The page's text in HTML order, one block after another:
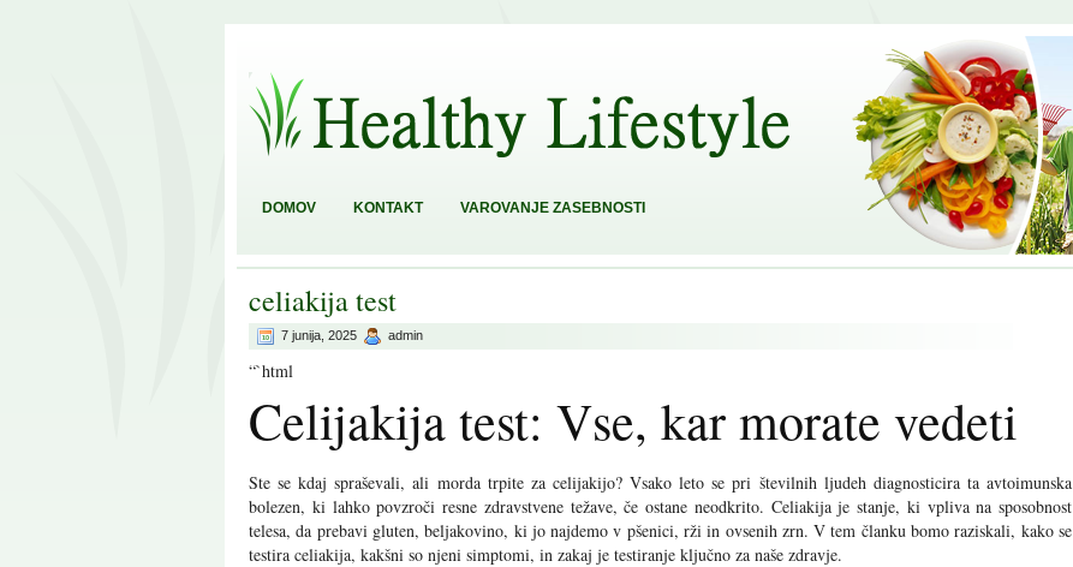
DOMOV KONTAKT VAROVANJE ZASEBNOSTI
celiakija test
7 junija, 2025 admin
“`html
Celijakija test: Vse, kar morate vedeti
Ste se kdaj spraševali, ali morda trpite za celijakijo? Vsako leto se pri številnih ljudeh diagnosticira ta avtoimunska
bolezen, ki lahko povzroči resne zdravstvene težave, če ostane neodkrito. Celiakija je stanje, ki vpliva na sposobnost
telesa, da prebavi gluten, beljakovino, ki jo najdemo v pšenici, rži in ovsenih zrn. V tem članku bomo raziskali, kako se
testira celiakija, kakšni so njeni simptomi, in zakaj je testiranje ključno za naše zdravje.